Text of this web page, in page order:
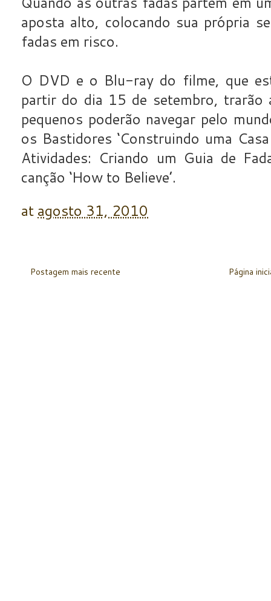
aposta alto, colocando sua própria
fadas em risco.
O DVD e o Blu-ray do filme, que
partir do dia 15 de setembro,
pequenos poderão navegar pelo
os Bastidores ‘Construindo uma
Atividades: Criando um Guia de
canção ‘How to Believe’.
at agosto 31, 2010
Postagem mais recente Página